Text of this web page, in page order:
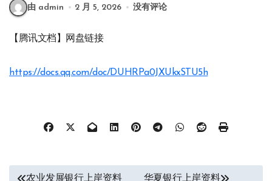
由 admin 2 月 5, 2026 没有评论
【腾讯文档】网盘链接
https://docs.qq.com/doc/DUHRPa0JXUkxSTU5h
文 农业发展银行上岸资料 华夏银行上岸资料